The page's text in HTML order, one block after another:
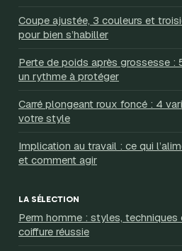
Coupe ajustée, 3 couleurs et
pour bien s’habiller
Perte de poids après grossesse :
un rythme à protéger
Carré plongeant roux foncé : 4
votre style
Implication au travail : ce qui
et comment agir
LA SÉLECTION
Perm homme : styles,
coiffure réussie